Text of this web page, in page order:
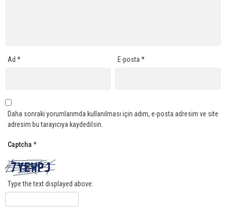
Ad * E-posta*
Daha sonraki yorumlarımda kullanılması için adım, e-posta adresim ve site
adresim bu tarayıcıya kaydedilsin.
Captcha *
Type the text displayed above: